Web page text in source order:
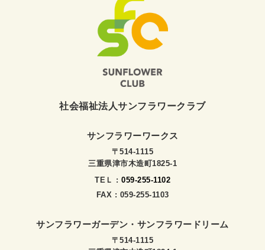
社会福祉法人サンフラワークラブ
サンフラワーワークス
〒514-1115
三重県津市木造町1825-1
TEＬ : 059-255-1102
FAX : 059-255-1103
サンフラワーガーデン・サンフラワードリーム
〒514-1115